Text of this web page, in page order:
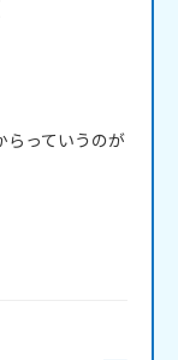
らっていうのが